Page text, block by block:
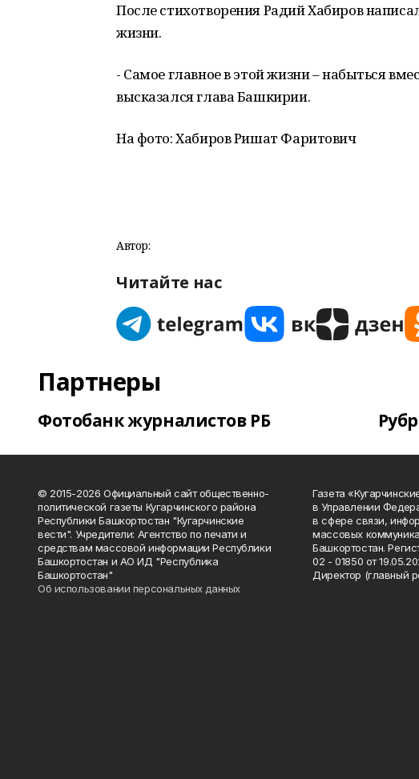
После стихотворения Радий Хабиров
жизни.
- Самое главное в этой жизни – набыться
высказался глава Башкирии.
На фото: Хабиров Ришат Фаритович
Автор:
Читайте нас
Партнеры
Фотобанк журналистов РБ
© 2015-2026 Официальный сайт общественно-
политической газеты Кугарчинского района
Республики Башкортостан "Кугарчинские
вести". Учредители: Агентство по печати и
средствам массовой информации Республики
Башкортостан и АО ИД "Республика
Башкортостан"
Об использовании персональных данных
Газета
в Управлении
в сфере связи,
массовых
Башкортостан.
02 - 01850 от
Директор (главный